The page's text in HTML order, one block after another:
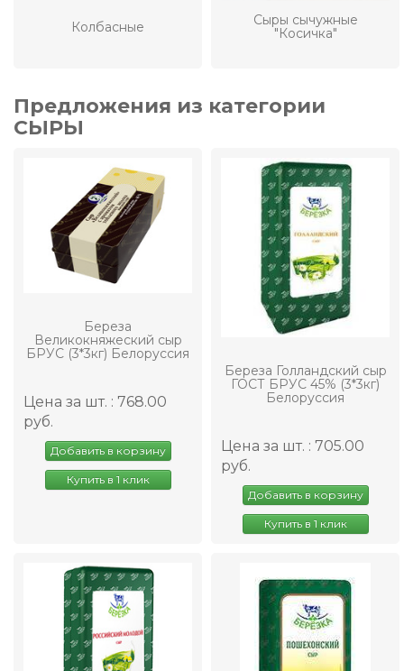
Колбасные
Сыры сычужные
"Косичка"
Предложения из категории
СЫРЫ
Береза
Великокняжеский сыр
БРУС (3*3кг) Белоруссия
Цена за шт. : 768.00
руб.
Добавить в корзину
Купить в 1 клик
Береза Голландский сыр
ГОСТ БРУС 45% (3*3кг)
Белоруссия
Цена за шт. : 705.00
руб.
Добавить в корзину
Купить в 1 клик